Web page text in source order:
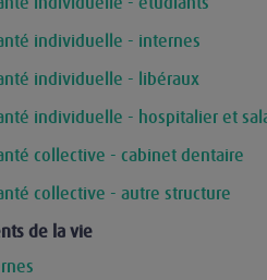
individuelle - internes
individuelle - libéraux
individuelle - hospitalier et
collective - cabinet dentaire
collective - autre structure
de la vie